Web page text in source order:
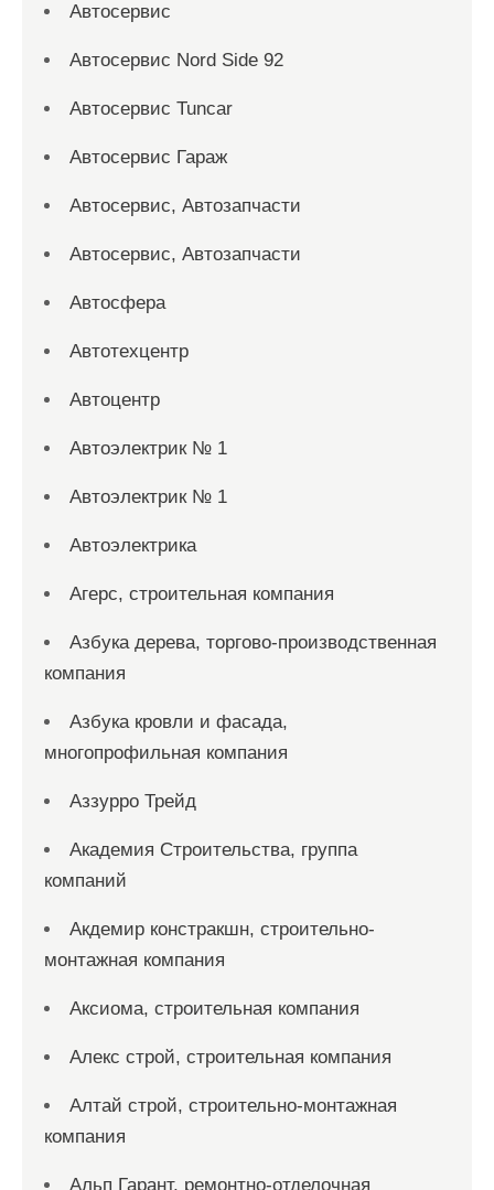
Автосервис
Автосервис Nord Side 92
Автосервис Tuncar
Автосервис Гараж
Автосервис, Автозапчасти
Автосервис, Автозапчасти
Автосфера
Автотехцентр
Автоцентр
Автоэлектрик № 1
Автоэлектрик № 1
Автоэлектрика
Агерс, строительная компания
Азбука дерева, торгово-производственная
компания
Азбука кровли и фасада,
многопрофильная компания
Аззурро Трейд
Академия Строительства, группа
компаний
Акдемир констракшн, строительно-
монтажная компания
Аксиома, строительная компания
Алекс строй, строительная компания
Алтай строй, строительно-монтажная
компания
Альп Гарант, ремонтно-отделочная